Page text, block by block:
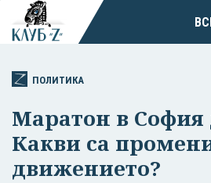
ПОЛИТИКА
Маратон в София
Какви са
движението?